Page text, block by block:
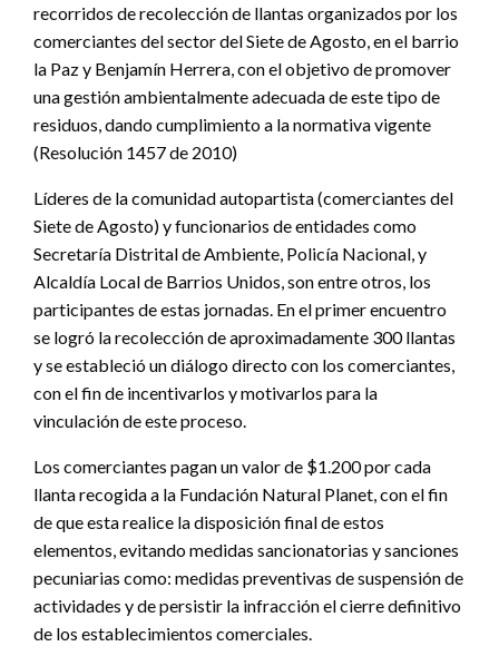
recorridos de recolección de llantas organizados por los
comerciantes del sector del Siete de Agosto, en el barrio
la Paz y Benjamín Herrera, con el objetivo de promover
una gestión ambientalmente adecuada de este tipo de
residuos, dando cumplimiento a la normativa vigente
(Resolución 1457 de 2010)
Líderes de la comunidad autopartista (comerciantes del
Siete de Agosto) y funcionarios de entidades como
Secretaría Distrital de Ambiente, Policía Nacional, y
Alcaldía Local de Barrios Unidos, son entre otros, los
participantes de estas jornadas. En el primer encuentro
se logró la recolección de aproximadamente 300 llantas
y se estableció un diálogo directo con los comerciantes,
con el fin de incentivarlos y motivarlos para la
vinculación de este proceso.
Los comerciantes pagan un valor de $1.200 por cada
llanta recogida a la Fundación Natural Planet, con el fin
de que esta realice la disposición final de estos
elementos, evitando medidas sancionatorias y sanciones
pecuniarias como: medidas preventivas de suspensión de
actividades y de persistir la infracción el cierre definitivo
de los establecimientos comerciales.